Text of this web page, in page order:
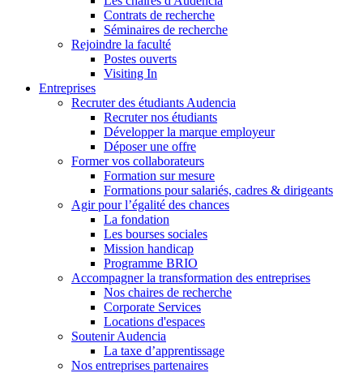
Contrats de recherche
Séminaires de recherche
Rejoindre la faculté
Postes ouverts
Visiting In
Entreprises
Recruter des étudiants Audencia
Recruter nos étudiants
Développer la marque employeur
Déposer une offre
Former vos collaborateurs
Formation sur mesure
Formations pour salariés, cadres & dirigeants
Agir pour l’égalité des chances
La fondation
Les bourses sociales
Mission handicap
Programme BRIO
Accompagner la transformation des entreprises
Nos chaires de recherche
Corporate Services
Locations d'espaces
Soutenir Audencia
La taxe d’apprentissage
Nos entreprises partenaires